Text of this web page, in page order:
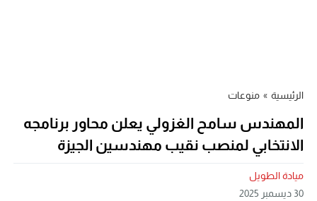
الرئيسية » منوعات
المهندس سامح الغزولي يعلن محاور برنامجه
الانتخابي لمنصب نقيب مهندسين الجيزة
ميادة الطويل
30 ديسمبر 2025